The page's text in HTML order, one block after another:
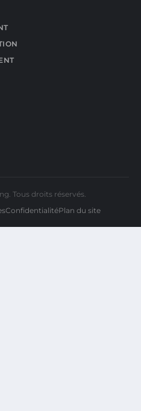
Tous droits réservés.
ConfidentialitéPlan du site